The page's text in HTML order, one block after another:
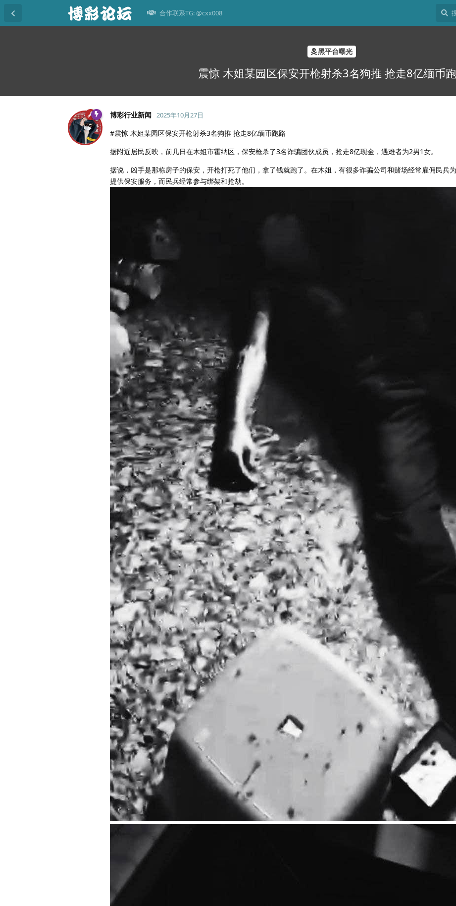
合作联系TG: @cxx008
黑平台曝光
震惊 木姐某园区保安开枪射杀3名狗推 抢走8亿缅币
博彩行业新闻 2025年10月27日
#震惊 木姐某园区保安开枪射杀3名狗推 抢走8亿缅币跑路
据附近居民反映，前几日在木姐市霍纳区，保安枪杀了3名诈骗团伙成员，抢走8亿现金，遇难者为2男1女。
据说，凶手是那栋房子的保安，开枪打死了他们，拿了钱就跑了。在木姐，有很多诈骗公司和赌场经常雇佣民兵
提供保安服务，而民兵经常参与绑架和抢劫。